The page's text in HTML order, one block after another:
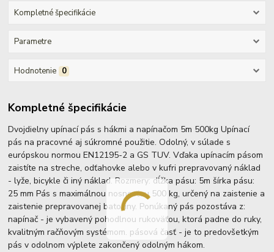
Kompletné špecifikácie
Parametre
Hodnotenie 0
Kompletné špecifikácie
Dvojdielny upínací pás s hákmi a napínačom 5m 500kg Upínací
pás na pracovné aj súkromné použitie. Odolný, v súlade s
európskou normou EN12195-2 a GS TUV. Vďaka upínacím pásom
zaistíte na streche, odťahovke alebo v kufri prepravovaný náklad
- lyže, bicykle či iný náklad. Rozmery: dĺžka pásu: 5m šírka pásu:
25 mm Pás s maximálnou nosnosťou 500 kg, určený na zaistenie a
zaistenie prepravovanej batožiny. Ponúkaný pás pozostáva z:
napínač - je vybavený pohodlnou rukoväťou, ktorá padne do ruky,
kvalitným račňovým systémom. pásová časť - je to predovšetkým
pás v odolnom výplete zakončený odolným hákom.